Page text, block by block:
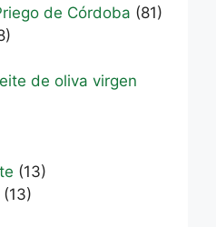
de Córdoba (81)
de oliva virgen
(13)
(13)